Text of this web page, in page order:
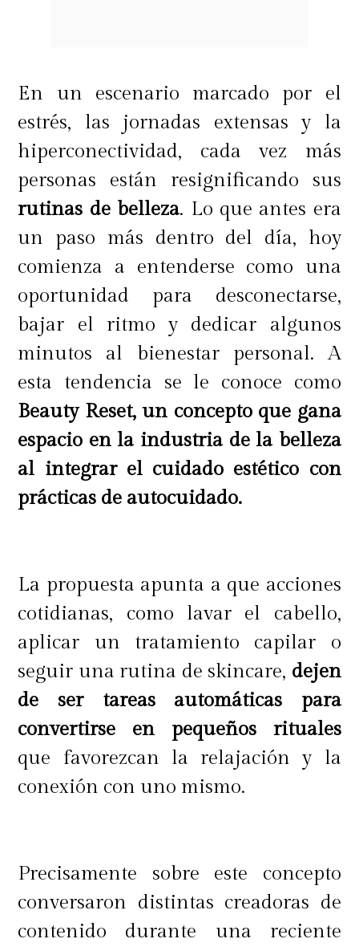
una mascarilla de carbón activo que
permite controlar la glándula
sebácea para reducir la oleosidad en
la piel. Es un tratamiento indicado
para las pieles grasas aceitosas",
explica Aracely Inostroza.
Latife señala, además, que"la
mascarilla de carbón puede ser
usada como una limpieza energética
desde el punto de vista de la
desintoxicación de las energías
negativas, o sea, para eliminar
puntos negros, acné, impurezas."
En un escenario marcado por el
estrés, las jornadas extensas y la
hiperconectividad, cada vez más
personas están resignificando sus
rutinas de belleza. Lo que antes era
un paso más dentro del día, hoy
comienza a entenderse como una
oportunidad para desconectarse,
bajar el ritmo y dedicar algunos
minutos al bienestar personal. A
esta tendencia se le conoce como
Beauty Reset, un concepto que gana
espacio en la industria de la belleza
al integrar el cuidado estético con
prácticas de autocuidado.
La propuesta apunta a que acciones
cotidianas, como lavar el cabello,
aplicar un tratamiento capilar o
seguir una rutina de skincare, dejen
de ser tareas automáticas para
convertirse en pequeños rituales
que favorezcan la relajación y la
conexión con uno mismo.
Precisamente sobre este concepto
conversaron distintas creadoras de
contenido durante una reciente